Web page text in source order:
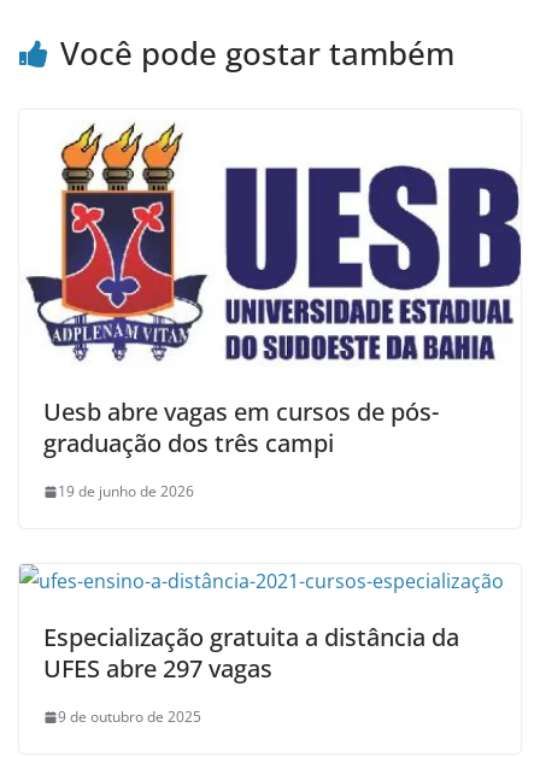
Você pode gostar também
Uesb abre vagas em cursos de pós-
graduação dos três campi
19 de junho de 2026
Especialização gratuita a distância da
UFES abre 297 vagas
9 de outubro de 2025